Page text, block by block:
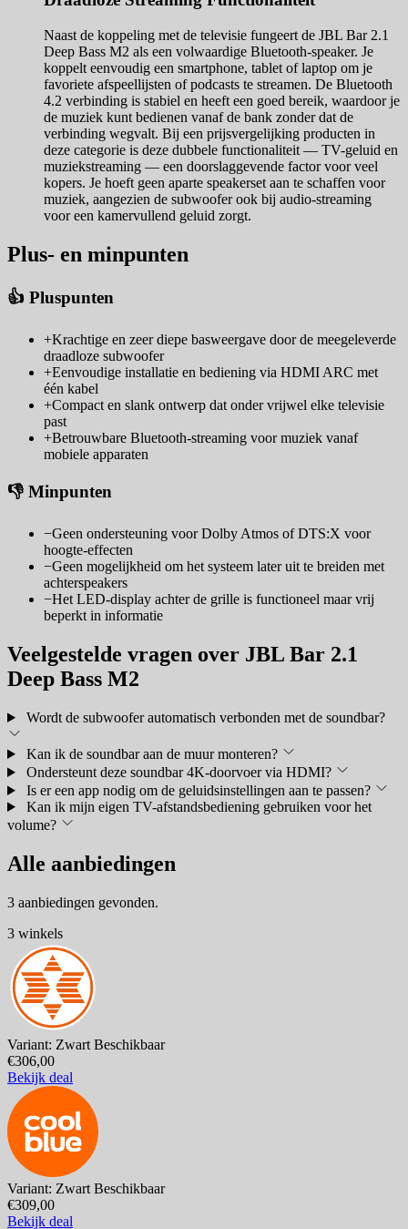
Naast de koppeling met de televisie fungeert de JBL Bar 2.1
Deep Bass M2 als een volwaardige Bluetooth-speaker. Je
koppelt eenvoudig een smartphone, tablet of laptop om je
favoriete afspeellijsten of podcasts te streamen. De Bluetooth
4.2 verbinding is stabiel en heeft een goed bereik, waardoor je
de muziek kunt bedienen vanaf de bank zonder dat de
verbinding wegvalt. Bij een prijsvergelijking producten in
deze categorie is deze dubbele functionaliteit — TV-geluid en
muziekstreaming — een doorslaggevende factor voor veel
kopers. Je hoeft geen aparte speakerset aan te schaffen voor
muziek, aangezien de subwoofer ook bij audio-streaming
voor een kamervullend geluid zorgt.
Plus- en minpunten
👍 Pluspunten
+Krachtige en zeer diepe basweergave door de meegeleverde
draadloze subwoofer
+Eenvoudige installatie en bediening via HDMI ARC met
één kabel
+Compact en slank ontwerp dat onder vrijwel elke televisie
past
+Betrouwbare Bluetooth-streaming voor muziek vanaf
mobiele apparaten
👎 Minpunten
−Geen ondersteuning voor Dolby Atmos of DTS:X voor
hoogte-effecten
−Geen mogelijkheid om het systeem later uit te breiden met
achterspeakers
−Het LED-display achter de grille is functioneel maar vrij
beperkt in informatie
Veelgestelde vragen over JBL Bar 2.1
Deep Bass M2
Wordt de subwoofer automatisch verbonden met de soundbar?
Kan ik de soundbar aan de muur monteren?
Ondersteunt deze soundbar 4K-doorvoer via HDMI?
Is er een app nodig om de geluidsinstellingen aan te passen?
Kan ik mijn eigen TV-afstandsbediening gebruiken voor het
volume?
Alle aanbiedingen
3 aanbiedingen gevonden.
3 winkels
Variant: Zwart Beschikbaar
€306,00
Bekijk deal
Variant: Zwart Beschikbaar
€309,00
Bekijk deal